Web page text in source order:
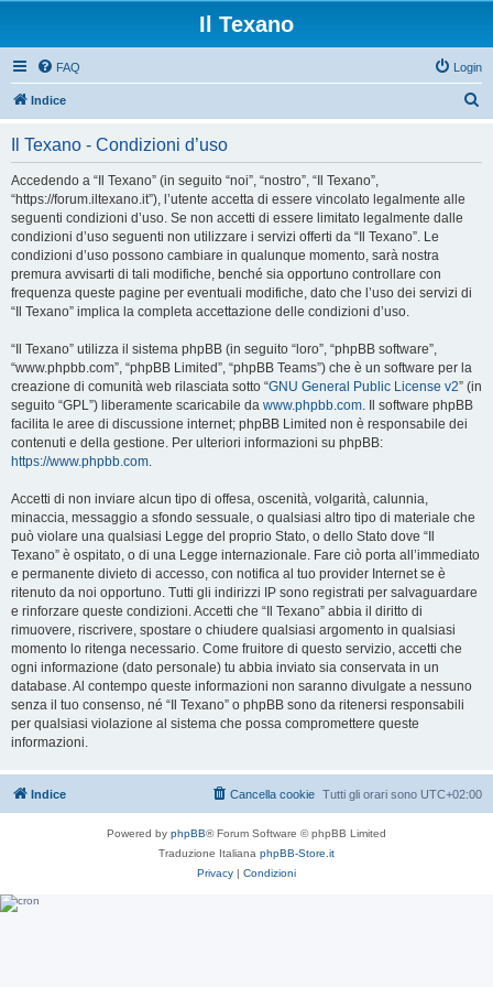
Il Texano
FAQ Login
Indice
Il Texano - Condizioni d’uso
Accedendo a “Il Texano” (in seguito “noi”, “nostro”, “Il Texano”,
“https://forum.iltexano.it”), l’utente accetta di essere vincolato legalmente alle
seguenti condizioni d’uso. Se non accetti di essere limitato legalmente dalle
condizioni d’uso seguenti non utilizzare i servizi offerti da “Il Texano”. Le
condizioni d’uso possono cambiare in qualunque momento, sarà nostra
premura avvisarti di tali modifiche, benché sia opportuno controllare con
frequenza queste pagine per eventuali modifiche, dato che l’uso dei servizi di
“Il Texano” implica la completa accettazione delle condizioni d’uso.
“Il Texano” utilizza il sistema phpBB (in seguito “loro”, “phpBB software”,
“www.phpbb.com”, “phpBB Limited”, “phpBB Teams”) che è un software per la
creazione di comunità web rilasciata sotto “GNU General Public License v2” (in
seguito “GPL”) liberamente scaricabile da www.phpbb.com. Il software phpBB
facilita le aree di discussione internet; phpBB Limited non è responsabile dei
contenuti e della gestione. Per ulteriori informazioni su phpBB:
https://www.phpbb.com.
Accetti di non inviare alcun tipo di offesa, oscenità, volgarità, calunnia,
minaccia, messaggio a sfondo sessuale, o qualsiasi altro tipo di materiale che
può violare una qualsiasi Legge del proprio Stato, o dello Stato dove “Il
Texano” è ospitato, o di una Legge internazionale. Fare ciò porta all’immediato
e permanente divieto di accesso, con notifica al tuo provider Internet se è
ritenuto da noi opportuno. Tutti gli indirizzi IP sono registrati per salvaguardare
e rinforzare queste condizioni. Accetti che “Il Texano” abbia il diritto di
rimuovere, riscrivere, spostare o chiudere qualsiasi argomento in qualsiasi
momento lo ritenga necessario. Come fruitore di questo servizio, accetti che
ogni informazione (dato personale) tu abbia inviato sia conservata in un
database. Al contempo queste informazioni non saranno divulgate a nessuno
senza il tuo consenso, né “Il Texano” o phpBB sono da ritenersi responsabili
per qualsiasi violazione al sistema che possa compromettere queste
informazioni.
Indice Tutti gli orari sono UTC+02:00
Cancella cookie
Powered by phpBB® Forum Software © phpBB Limited
Traduzione Italiana phpBB-Store.it
Privacy | Condizioni